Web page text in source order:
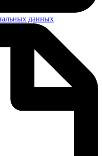
данных